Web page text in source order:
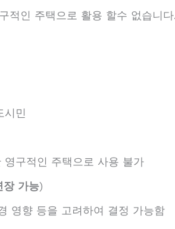
적인 주택으로 활용 할수 없습니다.
민
구적인 주택으로 사용 불가
장 가능)
영향 등을 고려하여 결정 가능함